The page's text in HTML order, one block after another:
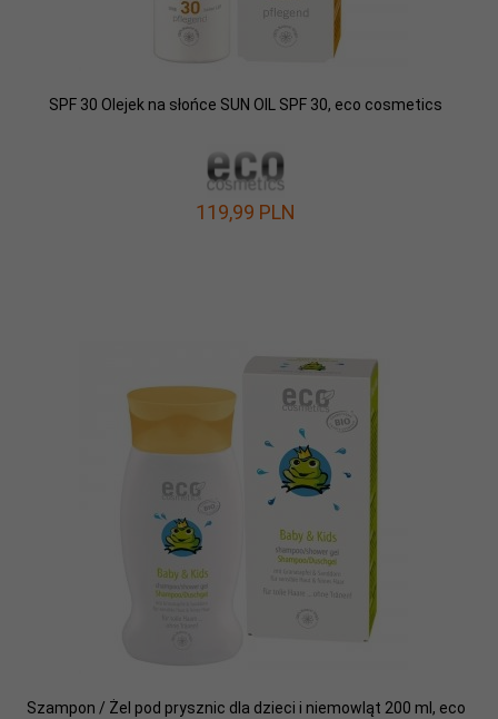
SPF 30 Olejek na słońce SUN OIL SPF 30, eco cosmetics
119,99 PLN
Szampon / Żel pod prysznic dla dzieci i niemowląt 200 ml, eco